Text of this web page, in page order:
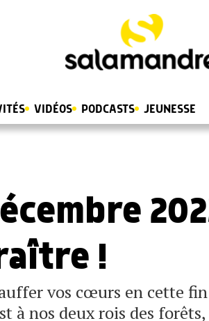
VIDÉOS PODCASTS JEUNESSE
!
vos cœurs en cette fin
à nos deux rois des